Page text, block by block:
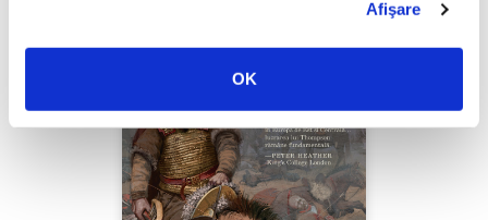
Afişare
OK